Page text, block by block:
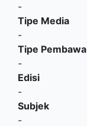
-
Tipe Media
-
Tipe Pembawa
-
Edisi
-
Subjek
-